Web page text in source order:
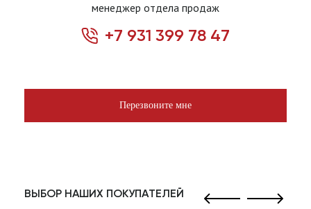
менеджер отдела продаж
+7 931 399 78 47
Перезвоните мне
ВЫБОР НАШИХ ПОКУПАТЕЛЕЙ